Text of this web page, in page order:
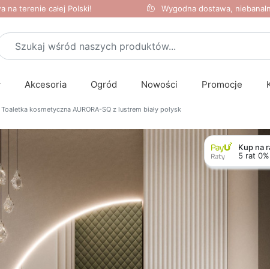
na terenie całej Polski! Wygodna dostawa,
Akcesoria Ogród Nowości Promocje
Toaletka kosmetyczna AURORA-SQ z lustrem biały połysk
Kup na
5 rat 0%